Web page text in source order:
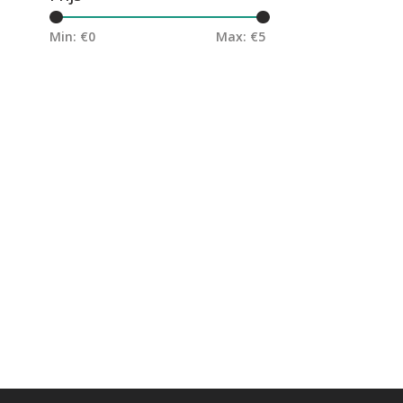
Min: €0 Max: €5